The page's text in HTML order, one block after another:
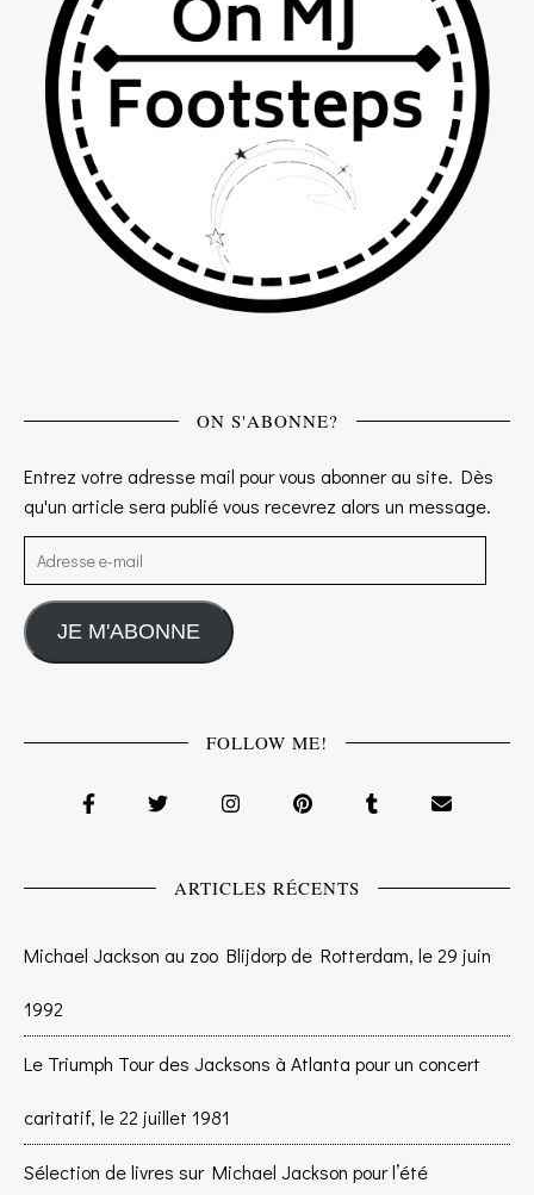
ON S'ABONNE?
Entrez votre adresse mail pour vous abonner au site. Dès
qu'un article sera publié vous recevrez alors un message.
Adresse e-mail
JE M'ABONNE
FOLLOW ME!
ARTICLES RÉCENTS
Michael Jackson au zoo Blijdorp de Rotterdam, le 29 juin
1992
Le Triumph Tour des Jacksons à Atlanta pour un concert
caritatif, le 22 juillet 1981
Sélection de livres sur Michael Jackson pour l’été